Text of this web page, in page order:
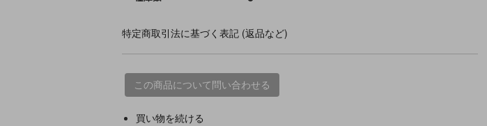
特定商取引法に基づく表記 (返品など)
この商品について問い合わせる
買い物を続ける